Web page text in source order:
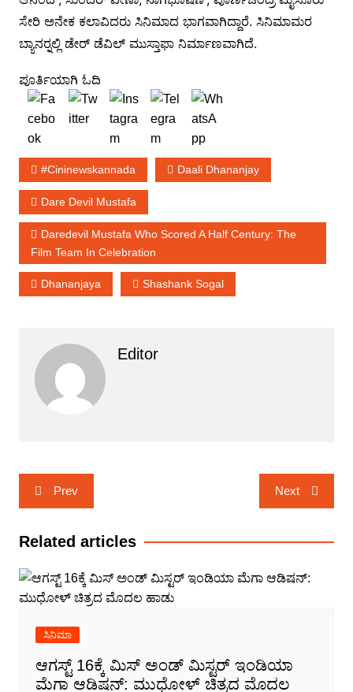
ಸೇರಿ ಅನೇಕ ಕಲಾವಿದರು ಸಿನಿಮಾದ ಭಾಗವಾಗಿದ್ದಾರೆ. ಸಿನಿಮಾಮರ
ಬ್ಯಾನರ್‍ನಲ್ಲಿ ಡೇರ್ ಡೆವಿಲ್ ಮುಸ್ತಾಫಾ ನಿರ್ಮಾಣವಾಗಿದೆ.
ಪೂರ್ತಿಯಾಗಿ ಓದಿ
#cininewskannada Daali Dhananjay
Dare Devil Mustafa
Daredevil Mustafa Who Scored A Half Century: The
Film Team In Celebration
Dhananjaya Shashank Sogal
Editor
Post
navigation
Prev Next
Related articles
ಸಿನಿಮಾ
ಆಗಸ್ಟ್ 16ಕ್ಕೆ ಮಿಸ್ ಅಂಡ್ ಮಿಸ್ಟರ್ ಇಂಡಿಯಾ
ಮೆಗಾ ಆಡಿಷನ್: ಮುಧೋಳ್ ಚಿತ್ರದ ಮೊದಲ